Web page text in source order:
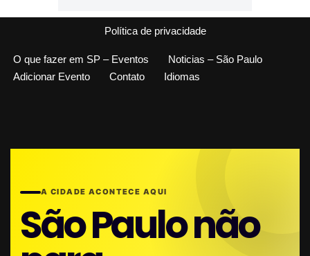
Política de privacidade
O que fazer em SP – Eventos
Noticias – São Paulo
Adicionar Evento
Contato Idiomas
A CIDADE ACONTECE AQUI
São Paulo não